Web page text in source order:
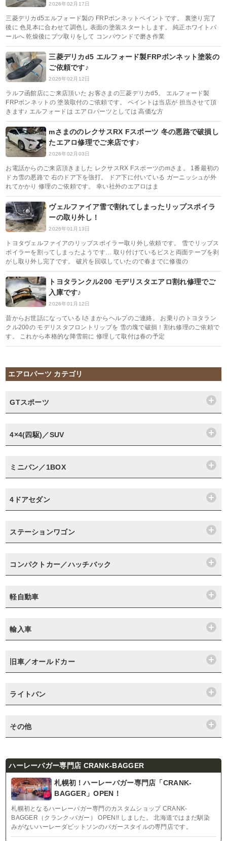
2026年02月17日
三菱デリカd5エルフォード製の FRPボンネットペイントです。 裏塗り完了
後に 色見本に合わせて調色し 表面の塗装スタートします。 純正ホワイトパ
ールへ 乾燥後にブツ取りをして コンパウンドで磨き作業
三菱デリカd5 エルフォード製FRPボンネット塗装の
ご依頼です♪
2026年02月12日
ラルフ函館店にご来店頂いた お客さまの三菱デリカd5。 エルフォード製
FRPボンネットの 塗装取付のご依頼です。 ペイントは当店が 担当させて頂
きます♪ エルフォードは エアロパーツとしては 高価な方
mさまののレクサスRX Fスポーツ 冬の悪路で破損し
たエアロ修理でご来店です♪
2026年02月03日
お電話からのご来店頂きました レクサスRX Fスポーツのmさま。 1番最初の
ドカ雪の悪路で 右のドア下を強打。 ドア下に付いている ガーニッシュが外
れてかかり 修理のご依頼です。 幸い社外のエアロはま
ヴェルファイア雪で割れてしまったリップスポイラ
ーの取り外し！
2026年01月13日
トヨタヴェルファイアのリップスポイラー取り外し依頼です。 雪でリップス
ポイラーを割ってしまったようです… 取り付けているビスと両面テープを剥
がし取り外し完了です。 破片を回収していたので春までに修復の
トヨタランクル200 モデリスタエアロ割れ修理でご
入庫です♪
2026年01月12日
昔からお世話になっている Iさまからヘルプのご連絡。 お乗りのトヨタラン
クル200の モデリスタフロントリップを 雪の塊で破損！割れ修理のご依頼で
す。 これから本格的な降雪前に 修理して取付は春の予定
エアロパーツ カテゴリ
GTスポーツ
4×4(四駆)／SUV
ミニバン／1BOX
4ドアセダン
ステーションワゴン
コンパクトカー／ハッチバック
軽自動車
輸入車
旧車／オールドカー
ライトバン
その他
ハーレーバガー専門店 CRANK-BAGGER
札幌初！ハーレーバガー専門店「CRANK-
BAGGER」OPEN！
札幌初となるハーレーバガー専門のカスタムショップ CRANK-
BAGGER（クランク-バガー） OPEN!! しました。 北海道ではまだ馴染
みがないハーレーダビットソンのバガースタイルの専門店です。